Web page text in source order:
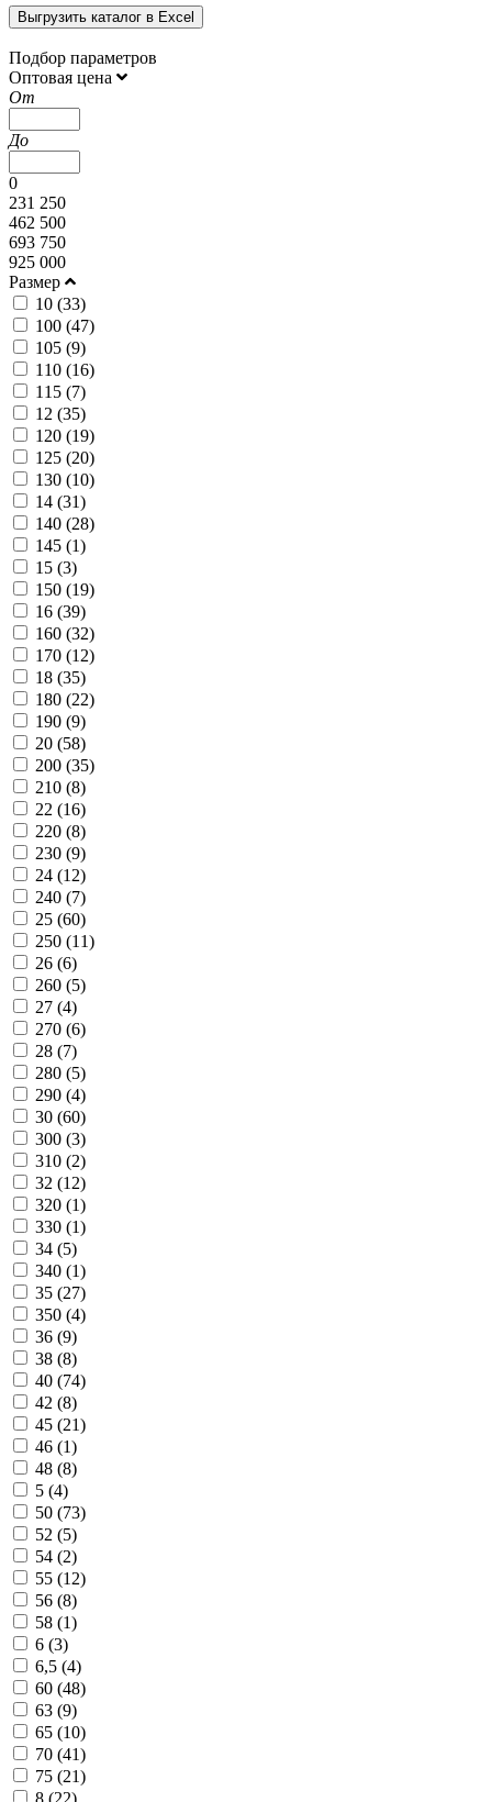
Выгрузить каталог в Excel
Подбор параметров
Оптовая цена
От
До
0
231 250
462 500
693 750
925 000
Размер
10 (33)
100 (47)
105 (9)
110 (16)
115 (7)
12 (35)
120 (19)
125 (20)
130 (10)
14 (31)
140 (28)
145 (1)
15 (3)
150 (19)
16 (39)
160 (32)
170 (12)
18 (35)
180 (22)
190 (9)
20 (58)
200 (35)
210 (8)
22 (16)
220 (8)
230 (9)
24 (12)
240 (7)
25 (60)
250 (11)
26 (6)
260 (5)
27 (4)
270 (6)
28 (7)
280 (5)
290 (4)
30 (60)
300 (3)
310 (2)
32 (12)
320 (1)
330 (1)
34 (5)
340 (1)
35 (27)
350 (4)
36 (9)
38 (8)
40 (74)
42 (8)
45 (21)
46 (1)
48 (8)
5 (4)
50 (73)
52 (5)
54 (2)
55 (12)
56 (8)
58 (1)
6 (3)
6,5 (4)
60 (48)
63 (9)
65 (10)
70 (41)
75 (21)
8 (22)